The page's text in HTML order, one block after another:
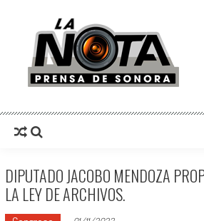
La Nota Prensa De
DIPUTADO JACOBO MENDOZA
LA LEY DE ARCHIVOS.